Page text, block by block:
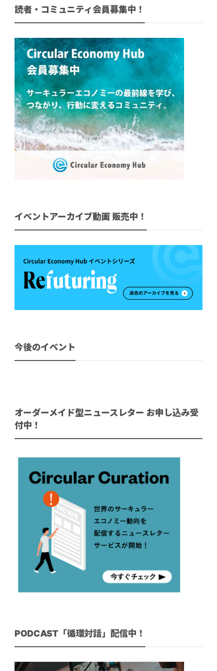
読者・コミュニティ会員募集中！
イベントアーカイブ動画 販売中！
今後のイベント
オーダーメイド型ニュースレター お申し込み受
付中！
PODCAST「循環対話」配信中！